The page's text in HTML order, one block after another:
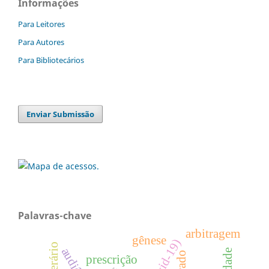
Informações
Para Leitores
Para Autores
Para Bibliotecários
Enviar Submissão
Palavras-chave
prescrição
gênese
arbitragem